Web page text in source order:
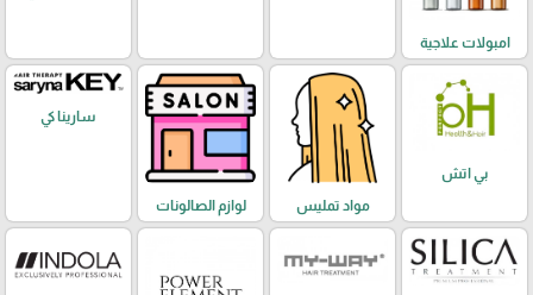
امبولات علاجية
بي اتش
مواد تمليس
لوازم الصالونات
سارينا كي